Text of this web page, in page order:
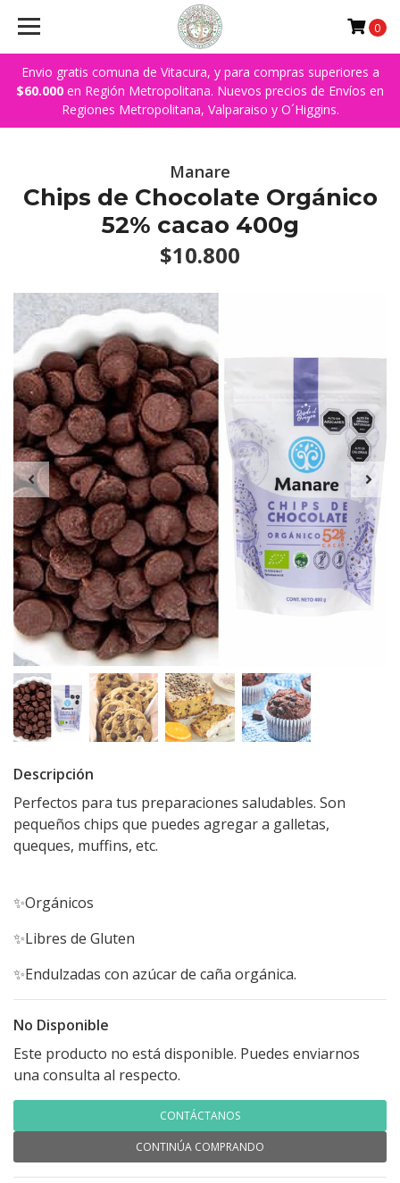
Envio gratis comuna de Vitacura, y para compras superiores a
$60.000 en Región Metropolitana. Nuevos precios de Envíos en
Regiones Metropolitana, Valparaiso y O´Higgins.
0
Manare
Chips de Chocolate Orgánico
52% cacao 400g
$10.800
Descripción
Perfectos para tus preparaciones saludables. Son
pequeños chips que puedes agregar a galletas,
queques, muffins, etc.
✨Orgánicos
✨Libres de Gluten
✨Endulzadas con azúcar de caña orgánica.
No Disponible
Este producto no está disponible. Puedes enviarnos
una consulta al respecto.
CONTÁCTANOS
CONTINÚA COMPRANDO